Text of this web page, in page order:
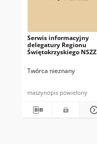
Serwis informacyjny
delegatury Regionu
Świętokrzyskiego NSZZ
Twórca nieznany
maszynopis powielony